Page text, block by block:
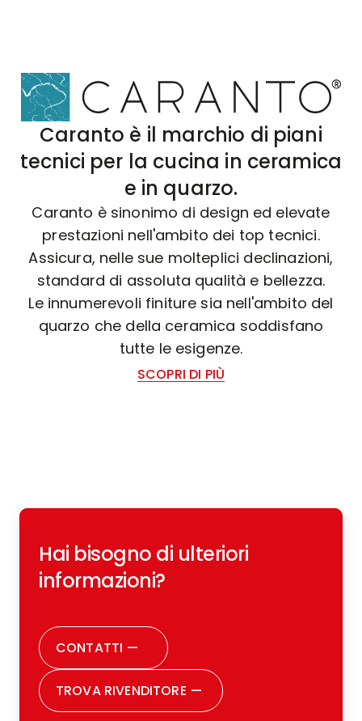
Caranto è il marchio di piani
tecnici per la cucina in ceramica
e in quarzo.
Caranto è sinonimo di design ed elevate
prestazioni nell'ambito dei top tecnici.
Assicura, nelle sue molteplici declinazioni,
standard di assoluta qualità e bellezza.
Le innumerevoli finiture sia nell'ambito del
quarzo che della ceramica soddisfano
tutte le esigenze.
SCOPRI DI PIÙ
Hai bisogno di ulteriori
informazioni?
CONTATTI —
TROVA RIVENDITORE —